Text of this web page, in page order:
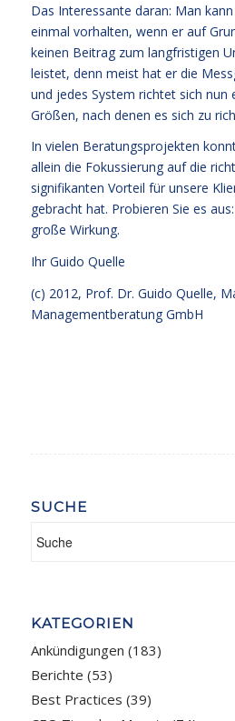
Das Interessante daran: Man
einmal vorhalten, wenn er auf
keinen Beitrag zum langfristigen
leistet, denn meist hat er die
und jedes System richtet sich nun
Größen, nach denen es sich zu
In vielen Beratungsprojekten
allein die Fokussierung auf die
signifikanten Vorteil für unsere
gebracht hat. Probieren Sie es
große Wirkung.
Ihr Guido Quelle
(c) 2012, Prof. Dr. Guido Quelle,
Managementberatung GmbH
SUCHE
KATEGORIEN
Ankündigungen (183)
Berichte (53)
Best Practices (39)